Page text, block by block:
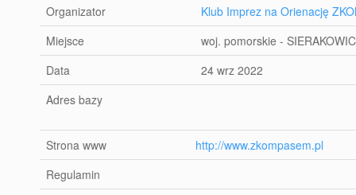
Organizator
Klub Imprez na Orienację
Miejsce
woj. pomorskie -
Data
24 wrz 2022
Adres bazy
Strona www
http://www.zkompasem.pl
Regulamin